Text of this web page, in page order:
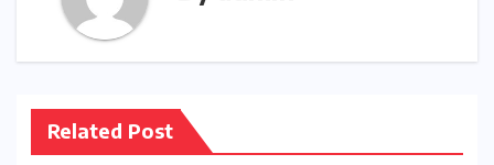
Related Post